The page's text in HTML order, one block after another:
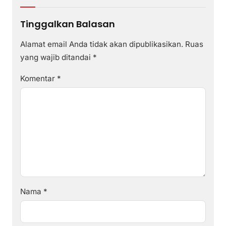
Tinggalkan Balasan
Alamat email Anda tidak akan dipublikasikan. Ruas
yang wajib ditandai *
Komentar *
Nama *